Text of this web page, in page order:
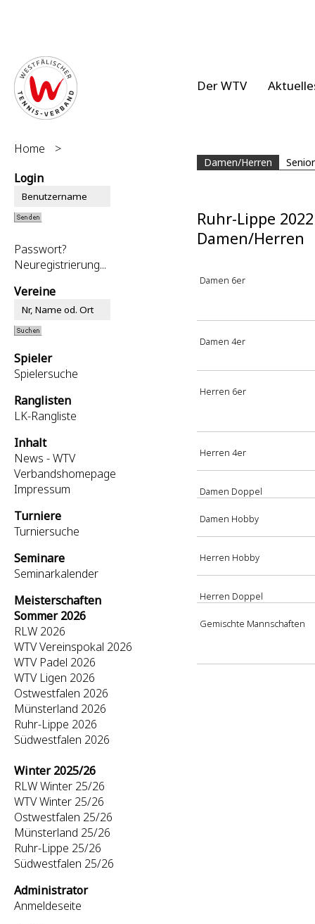
Der WTV
Damen/Herren
Home
>
Login
Passwort?
Neuregistrierung...
Vereine
Spieler
Spielersuche
Ranglisten
LK-Rangliste
Inhalt
News - WTV
Verbandshomepage
Impressum
Turniere
Turniersuche
Seminare
Seminarkalender
Meisterschaften
Sommer 2026
RLW 2026
WTV Vereinspokal 2026
WTV Padel 2026
WTV Ligen 2026
Ostwestfalen 2026
Münsterland 2026
Ruhr-Lippe 2026
Südwestfalen 2026
Winter 2025/26
RLW Winter 25/26
WTV Winter 25/26
Ostwestfalen 25/26
Münsterland 25/26
Ruhr-Lippe 25/26
Südwestfalen 25/26
Administrator
Anmeldeseite
Ruhr-Lippe 2022
Damen/Herren
Damen 6er
Damen 4er
Herren 6er
Herren 4er
Damen Doppel
Damen Hobby
Herren Hobby
Herren Doppel
Gemischte Mannschaften